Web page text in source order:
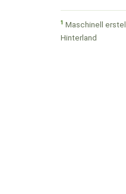
1 Maschinell
Hinterland